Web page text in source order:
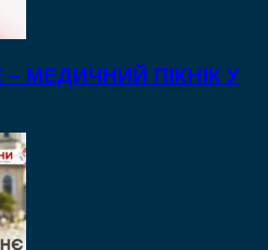
МЕДИЧНИЙ ПІКНІК У